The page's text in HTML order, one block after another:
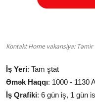
Kontakt Home vakansiya:
İş Yeri: Tam ştat
Əmək Haqqı: 1000 - 1130
İş Qrafiki: 6 gün iş, 1 gün